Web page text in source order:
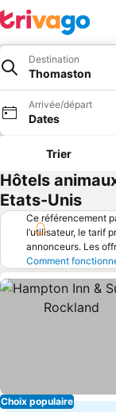
Destination
Thomaston
Arrivée/départ
Dates
Trier
Hôtels
Etats-Unis
Ce référencement
l’utilisateur, le tarif
annonceurs. Les
Comment
Choix populaire